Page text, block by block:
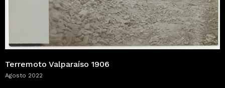
Terremoto Valparaíso 1906
Agosto 2022